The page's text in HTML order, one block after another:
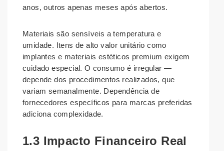
anos, outros apenas meses após abertos.
Materiais são sensíveis a temperatura e
umidade. Itens de alto valor unitário como
implantes e materiais estéticos premium exigem
cuidado especial. O consumo é irregular —
depende dos procedimentos realizados, que
variam semanalmente. Dependência de
fornecedores específicos para marcas preferidas
adiciona complexidade.
1.3 Impacto Financeiro Real